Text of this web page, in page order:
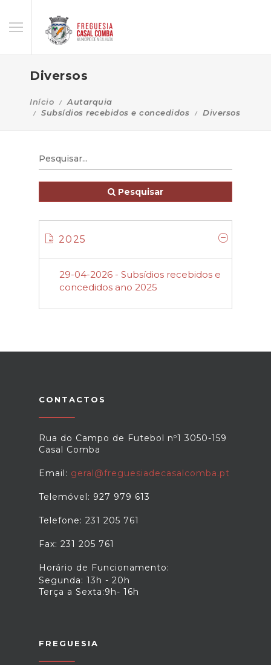
Diversos
Início
Autarquia
Subsídios recebidos e concedidos
Diversos
Pesquisar
2025
29-04-2026 - Subsídios recebidos e
concedidos ano 2025
CONTACTOS
Rua do Campo de Futebol nº1 3050-159
Casal Comba
Email: geral@freguesiadecasalcomba.pt
Telemóvel: 927 979 613
Telefone: 231 205 761
Fax: 231 205 761
Horário de Funcionamento:
Segunda: 13h - 20h
Terça a Sexta:9h- 16h
FREGUESIA